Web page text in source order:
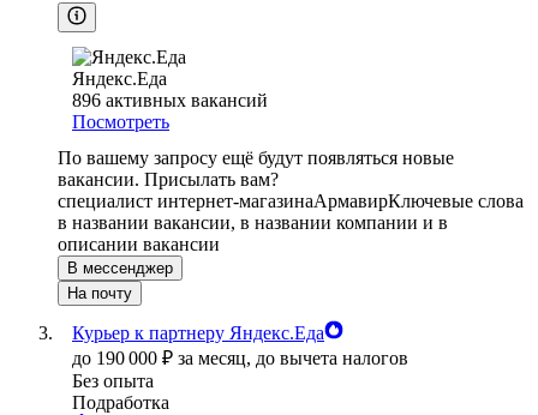
Яндекс.Еда
896 активных вакансий
Посмотреть
По вашему запросу ещё будут появляться новые
вакансии. Присылать вам?
специалист интернет-магазинаАрмавирКлючевые слова
в названии вакансии, в названии компании и в
описании вакансии
В мессенджер
На почту
Курьер к партнеру Яндекс.Еда
до 190 000 ₽ за месяц, до вычета налогов
Без опыта
Подработка